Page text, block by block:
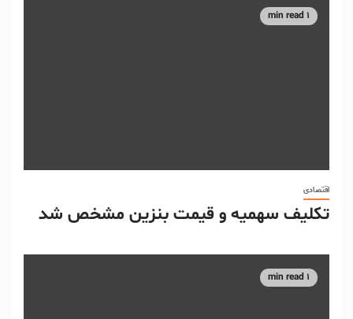
1 min read
اقتصادی
تکلیف سهمیه و قیمت بنزین مشخص شد
1 min read